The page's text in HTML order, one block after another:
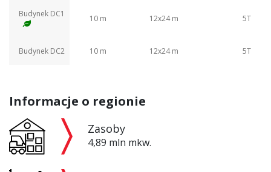
Budynek DC1 10 m 12x24 m 5T
Budynek DC2 10 m 12x24 m 5T
Informacje o regionie
Zasoby
4,89 mln mkw.